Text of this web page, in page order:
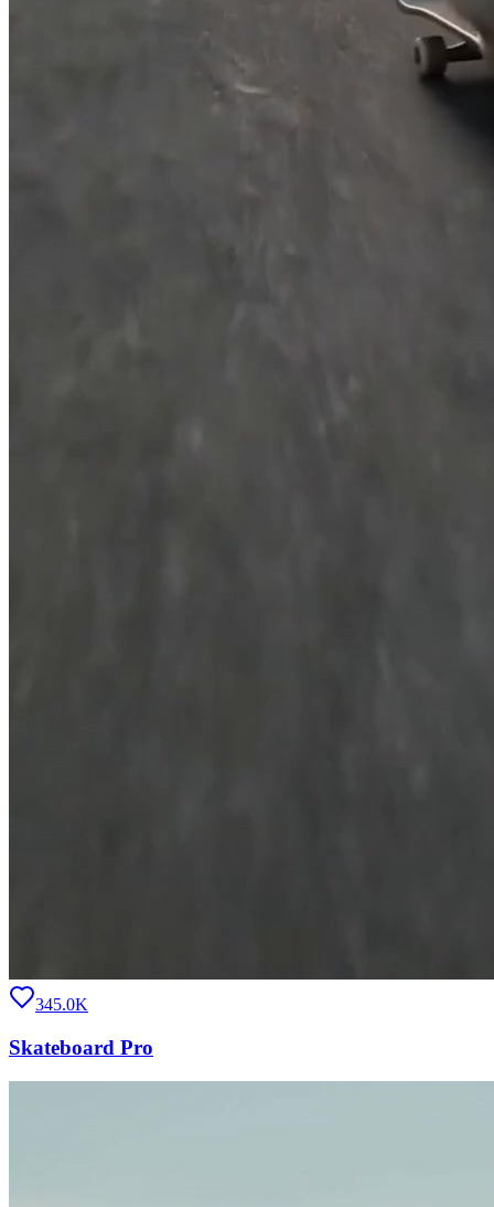
345.0K
Skateboard Pro